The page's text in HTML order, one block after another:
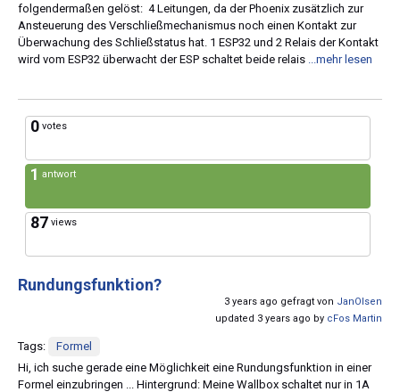
folgendermaßen gelöst: 4 Leitungen, da der Phoenix zusätzlich zur
Ansteuerung des Verschließmechanismus noch einen Kontakt zur
Überwachung des Schließstatus hat. 1 ESP32 und 2 Relais der Kontakt
wird vom ESP32 überwacht der ESP schaltet beide relais
...mehr lesen
0 votes
1 antwort
87 views
Rundungsfunktion?
3 years ago gefragt von JanOlsen
updated 3 years ago by cFos Martin
Tags:
Formel
Hi, ich suche gerade eine Möglichkeit eine Rundungsfunktion in einer
Formel einzubringen ... Hintergrund: Meine Wallbox schaltet nur in 1A